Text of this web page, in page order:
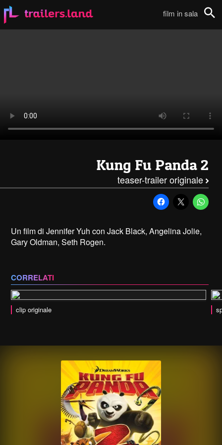
film in sala
Kung Fu Panda 2
teaser-trailer originale
Un film di Jennifer Yuh con Jack Black, Angelina Jolie,
Gary Oldman, Seth Rogen.
CORRELATI
clip originale